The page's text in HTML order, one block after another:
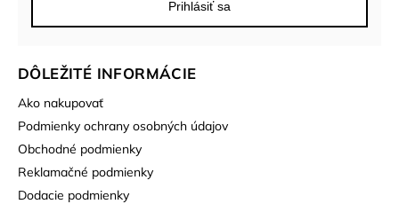
DÔLEŽITÉ INFORMÁCIE
Ako nakupovať
Podmienky ochrany osobných údajov
Obchodné podmienky
Reklamačné podmienky
Dodacie podmienky
Prihlásiť sa